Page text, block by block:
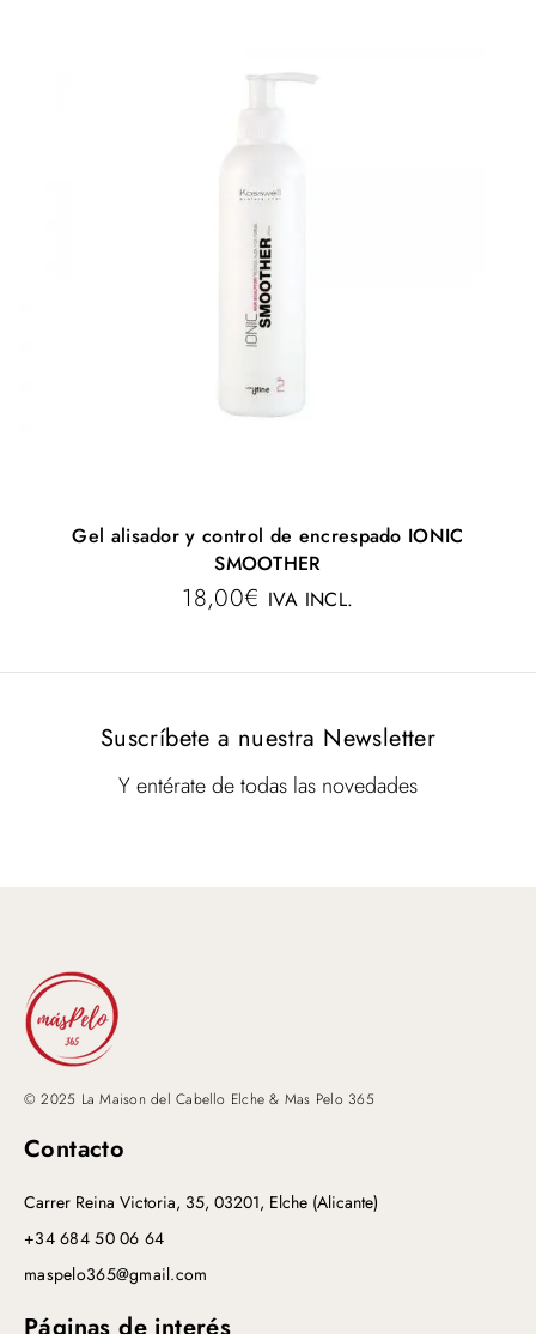
Gel alisador y control de encrespado IONIC
SMOOTHER
18,00€ IVA INCL.
Suscríbete a nuestra Newsletter
Y entérate de todas las novedades
© 2025 La Maison del Cabello Elche & Mas Pelo 365
Contacto
Carrer Reina Victoria, 35, 03201, Elche (Alicante)
+34 684 50 06 64
maspelo365@gmail.com